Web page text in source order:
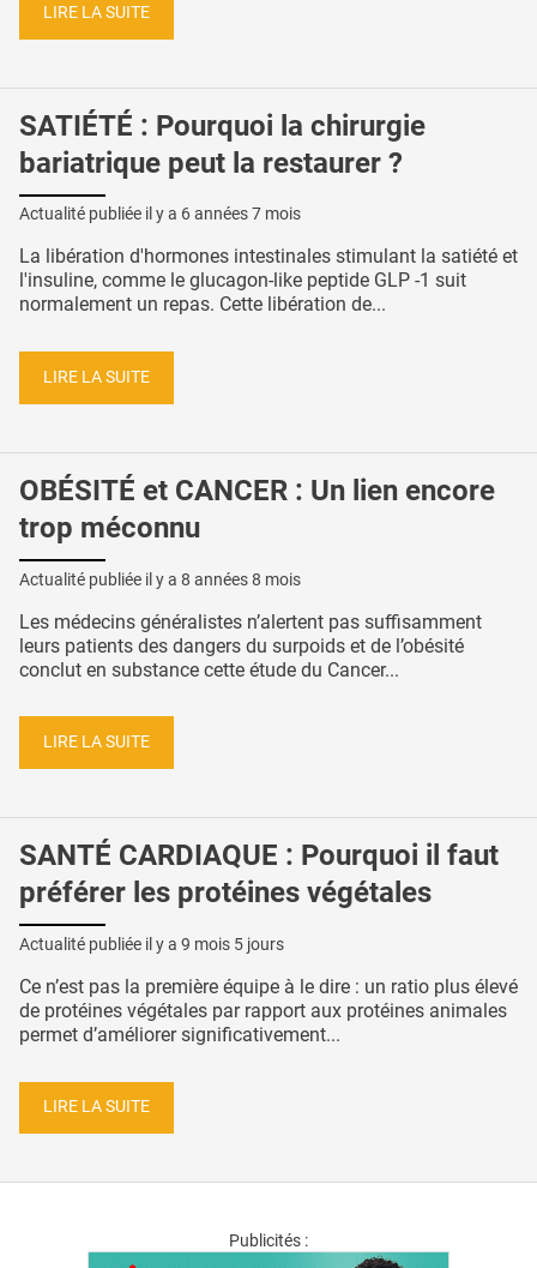
LIRE LA SUITE
SATIÉTÉ : Pourquoi la chirurgie
bariatrique peut la restaurer ?
Actualité publiée il y a 6 années 7 mois
La libération d'hormones intestinales stimulant la satiété et
l'insuline, comme le glucagon-like peptide GLP -1 suit
normalement un repas. Cette libération de...
LIRE LA SUITE
OBÉSITÉ et CANCER : Un lien encore
trop méconnu
Actualité publiée il y a 8 années 8 mois
Les médecins généralistes n’alertent pas suffisamment
leurs patients des dangers du surpoids et de l’obésité
conclut en substance cette étude du Cancer...
LIRE LA SUITE
SANTÉ CARDIAQUE : Pourquoi il faut
préférer les protéines végétales
Actualité publiée il y a 9 mois 5 jours
Ce n’est pas la première équipe à le dire : un ratio plus élevé
de protéines végétales par rapport aux protéines animales
permet d’améliorer significativement...
LIRE LA SUITE
Publicités :